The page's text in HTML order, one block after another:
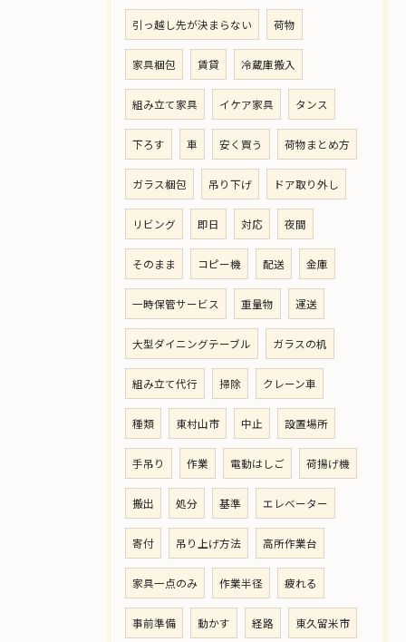
引っ越し先が決まらない 荷物
家具梱包 賃貸 冷蔵庫搬入
組み立て家具 イケア家具 タンス
下ろす 車 安く買う 荷物まとめ方
ガラス梱包 吊り下げ ドア取り外し
リビング 即日 対応 夜間
そのまま コピー機 配送 金庫
一時保管サービス 重量物 運送
大型ダイニングテーブル ガラスの机
組み立て代行 掃除 クレーン車
種類 東村山市 中止 設置場所
手吊り 作業 電動はしご 荷揚げ機
搬出 処分 基準 エレベーター
寄付 吊り上げ方法 高所作業台
家具一点のみ 作業半径 疲れる
事前準備 動かす 経路 東久留米市